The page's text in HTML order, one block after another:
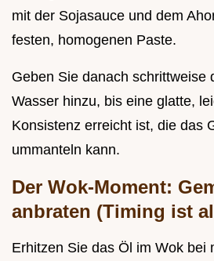
mit der Sojasauce und dem
festen, homogenen Paste.
Geben Sie danach schrittweise
Wasser hinzu, bis eine glatte,
Konsistenz erreicht ist, die das
ummanteln kann.
Der Wok-Moment:
anbraten (Timing ist
Erhitzen Sie das Öl im Wok bei